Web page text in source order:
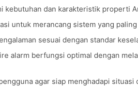
kebutuhan dan karakteristik properti
untuk merancang sistem yang
sesuai dengan standar
alarm berfungsi optimal dengan
agar siap menghadapi situasi